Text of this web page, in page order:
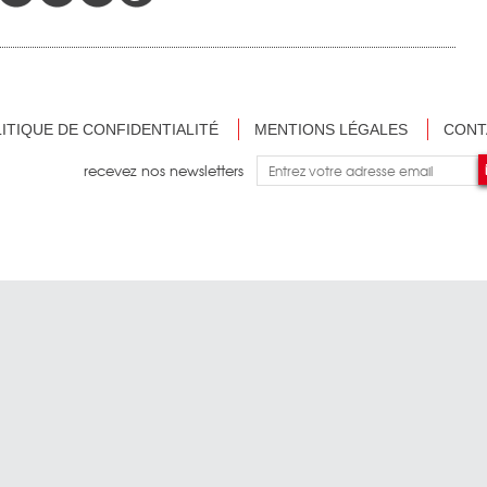
DE CONFIDENTIALITÉ MENTIONS LÉGALES
recevez nos newsletters